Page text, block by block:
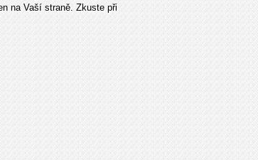
na Vaší straně. Zkuste při